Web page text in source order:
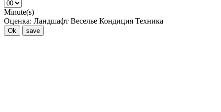
Minute(s)
Оценка: Ландшафт Веселье Кондиция Техника
Ok save